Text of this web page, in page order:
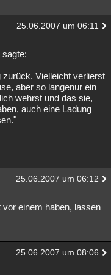
25.06.2007 um 06:11
Vielleicht verlierst
aber so langenur ein
wehrst und das sie,
auch eine Ladung
25.06.2007 um 06:12
einem haben, lassen
25.06.2007 um 08:06